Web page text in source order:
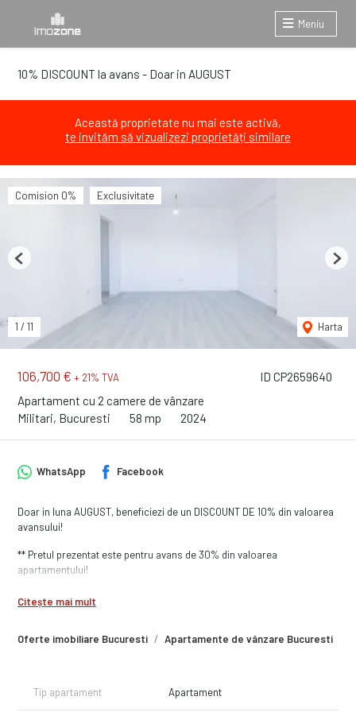
Meniu
10% DISCOUNT la avans - Doar in AUGUST
Această proprietate nu mai este activă,
te invităm să vizualizezi proprietăți similare
ID CP2659640
106,700 € + 21% TVA
Apartament cu 2 camere de vânzare
Militari, Bucuresti
58 mp 2024
Comision 0% Exclusivitate
1 / 11 Harta
Previous Next
Oferte imobiliare Bucuresti Apartamente de vânzare Bucuresti
WhatsApp Facebook
Doar in luna AUGUST, beneficiezi de un DISCOUNT DE 10% din valoarea
avansului!
** Pretul prezentat este pentru avans de 30% din valoarea
apartamentului!
Va prezint un apartament cu doua camere, decomandat, bine
de buna calitate, executate cu atentie la detalii iar in unele situatii chiar
vi le puteti alege, in anumite conditii.
Citește mai mult
Tip apartament Apartament